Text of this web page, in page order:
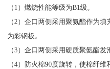
（1）燃烧性能等级为B1级。
（2）企口两侧采用聚氨酯作为
为彩钢板。
（3）企口两侧采用硬质聚氨酯发
（4）防火棉90度旋转，使棉纤维